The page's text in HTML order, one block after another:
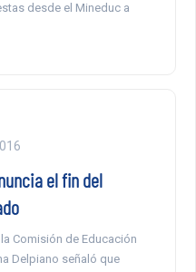
desde el Mineduc a
el fin del
Comisión de Educación
Delpiano señaló que